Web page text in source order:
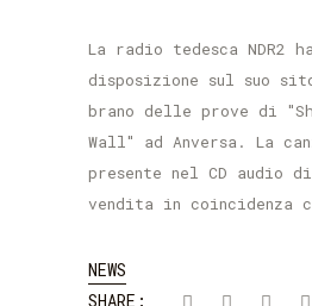
La radio tedesca NDR2
disposizione sul suo
brano delle prove di
Wall" ad Anversa. La
presente nel CD audio di
vendita in coincidenza
NEWS
SHARE: